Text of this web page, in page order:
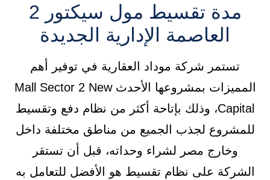
مدة تقسيط مول سيكتور 2
العاصمة الإدارية الجديدة
تستمر شركة موداد العقارية في توفير أهم
المميزات بمشروعها الأحدث Mall Sector 2 New
Capital، وذلك بإتاحة أكثر من نظام دفع وتقسيط
للمشروع لجذب الجميع من مناطق مختلفة داخل
وخارج مصر لشراء وحداته، قبل أن تستقر
الشركة على نظام تقسيط هو الأفضل للتعامل به